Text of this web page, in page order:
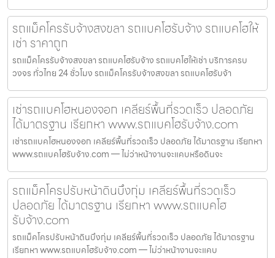
รถแม็คโครรับจ้างสงขลา รถแบคโฮรับจ้าง รถแบคโฮให้
เช่า ราคาถูก
รถแม็คโครรับจ้างสงขลา รถแบคโฮรับจ้าง รถแบคโฮให้เช่า บริการครบ
วงจร ทั่วไทย 24 ชั่วโมง รถแม็คโครรับจ้างสงขลา รถแบคโฮรับจ้า
เช่ารถแบคโฮหนองจอก เคลียร์พื้นที่รวดเร็ว ปลอดภัย
ได้มาตรฐาน เรียกหา www.รถแบคโฮรับจ้าง.com
เช่ารถแบคโฮหนองจอก เคลียร์พื้นที่รวดเร็ว ปลอดภัย ได้มาตรฐาน เรียกหา
www.รถแบคโฮรับจ้าง.com — ไม่ว่าหน้างานจะแคบหรือดินจะ
รถแม็คโครปรับหน้าดินบึงกุ่ม เคลียร์พื้นที่รวดเร็ว
ปลอดภัย ได้มาตรฐาน เรียกหา www.รถแบคโฮ
รับจ้าง.com
รถแม็คโครปรับหน้าดินบึงกุ่ม เคลียร์พื้นที่รวดเร็ว ปลอดภัย ได้มาตรฐาน
เรียกหา www.รถแบคโฮรับจ้าง.com — ไม่ว่าหน้างานจะแคบ